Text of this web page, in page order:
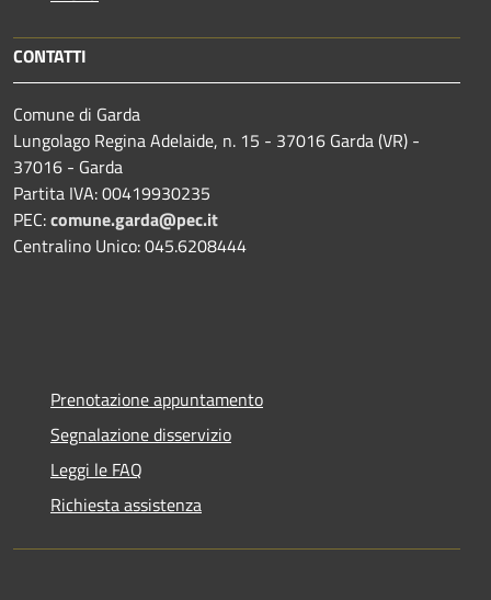
CONTATTI
Comune di Garda
Lungolago Regina Adelaide, n. 15 - 37016 Garda (VR) -
37016 - Garda
Partita IVA: 00419930235
PEC:comune.garda@pec.it
Centralino Unico: 045.6208444
Prenotazione appuntamento
Segnalazione disservizio
Leggi le FAQ
Richiesta assistenza